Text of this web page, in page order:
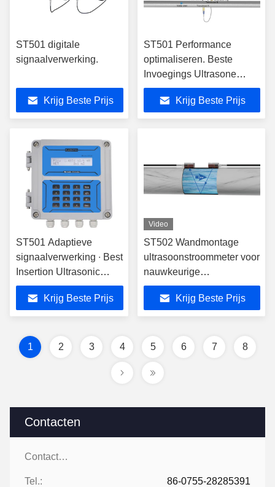
Contacten
Contacten:
Tel.: 86-0755-28285391
ST501 digitale
signaalverwerking.
Krijg Beste Prijs
ST501 Performance
optimaliseren. Beste
Invoegings Ultrasone
Stroommeter.
Krijg Beste Prijs
ST501 Adaptieve
signaalverwerking ∙ Best
Insertion Ultrasonic
Flow Meter
Krijg Beste Prijs
Video
ST502 Wandmontage
ultrasoonstroommeter voor
nauwkeurige
vloeistofstroommeting in
verschillende
toepassingen
Krijg Beste Prijs
1 2 3 4 5 6 7 8